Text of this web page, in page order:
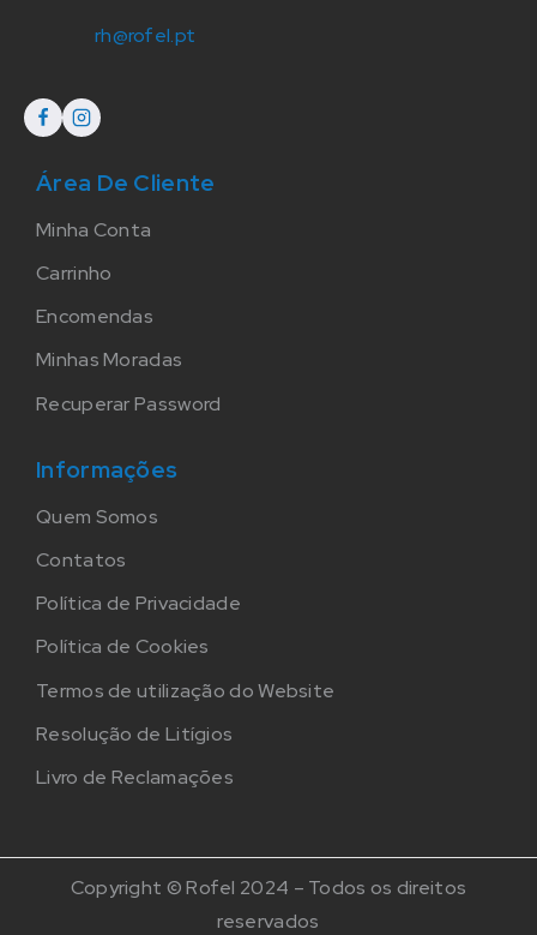
rh@rofel.pt
Área De Cliente
Minha Conta
Carrinho
Encomendas
Minhas Moradas
Recuperar Password
Informações
Quem Somos
Contatos
Política de Privacidade
Política de Cookies
Termos de utilização do Website
Resolução de Litígios
Livro de Reclamações
Copyright © Rofel 2024 – Todos os direitos
reservados